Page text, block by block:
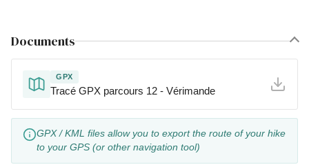
Documents
GPX
Tracé GPX parcours 12 - Vérimande
GPX / KML files allow you to export the route of your hike
to your GPS (or other navigation tool)